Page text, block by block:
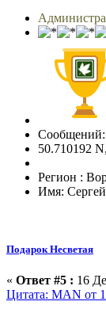
Сообщений:
50.710192
Регион :
Имя: Сергей
Подарок Несветая
« Ответ #5 : 16
Цитата: MAN от